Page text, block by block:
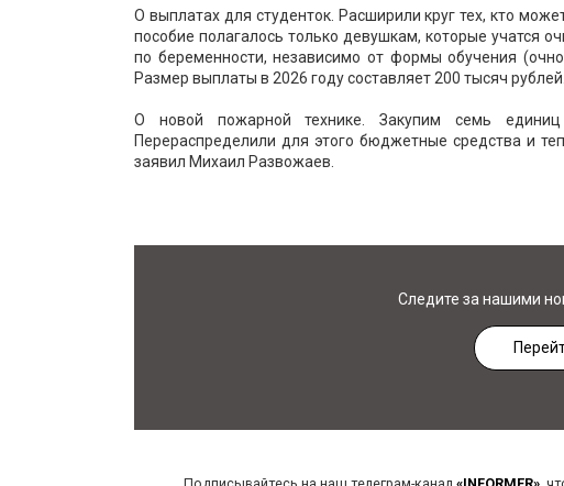
О выплатах для студенток. Расширили круг тех, кто
пособие полагалось только девушкам, которые учатся
по беременности, независимо от формы обучения
Размер выплаты в 2026 году составляет 200 тысяч рублей.
О новой пожарной технике. Закупим семь
Перераспределили для этого бюджетные средства и
заявил Михаил Развожаев.
Следите за нашими